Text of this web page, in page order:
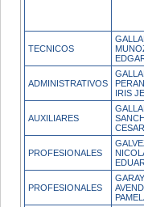
TECNICOS
ADMINISTRATIVOS
IRIS
AUXILIARES
CESAR
PROFESIONALES
PROFESIONALES
GARAY